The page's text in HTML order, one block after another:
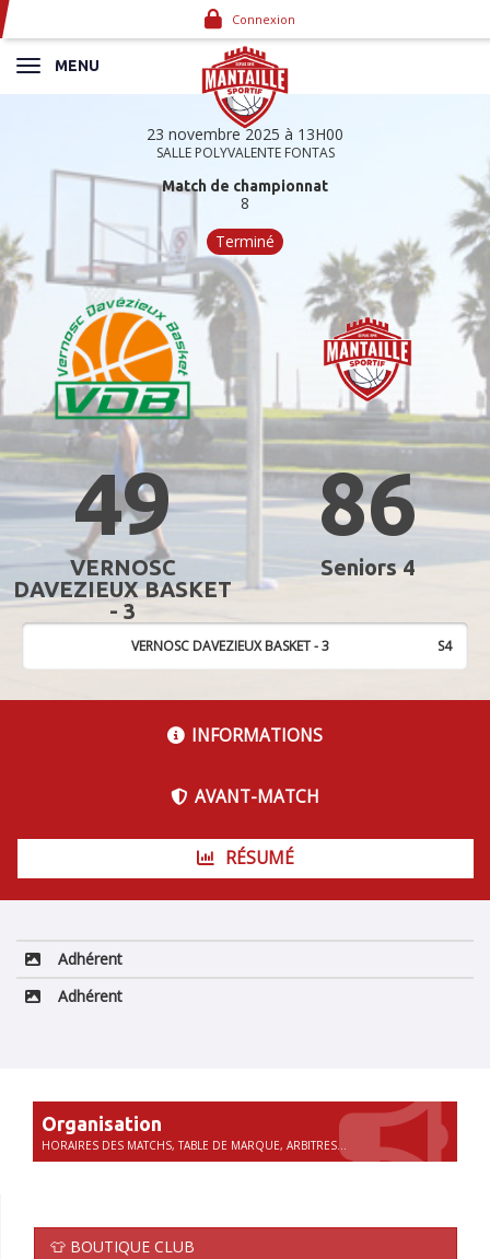
Connexion
MENU
23 novembre 2025 à 13H00
SALLE POLYVALENTE FONTAS
Match de championnat
8
Terminé
49 86
VERNOSC
DAVEZIEUX BASKET
- 3
Seniors 4
VERNOSC DAVEZIEUX BASKET - 3 S4
INFORMATIONS
AVANT-MATCH
RÉSUMÉ
Adhérent
Adhérent
Organisation
HORAIRES DES MATCHS, TABLE DE MARQUE, ARBITRES...
👕 BOUTIQUE CLUB
Panneau de gestion des cookies